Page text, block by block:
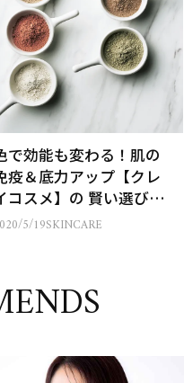
で効能も変わる！肌の
疫＆底力アップ【クレ
コスメ】の 賢い選び方
使い方
5/19SKINCARE